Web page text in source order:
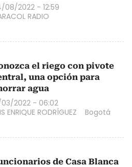
08/2022 - 12:59
RADIO
el riego con pivote
una opción para
agua
03/2022 - 06:02
ENRIQUE RODRÍGUEZ
Bogotá
de Casa Blanca